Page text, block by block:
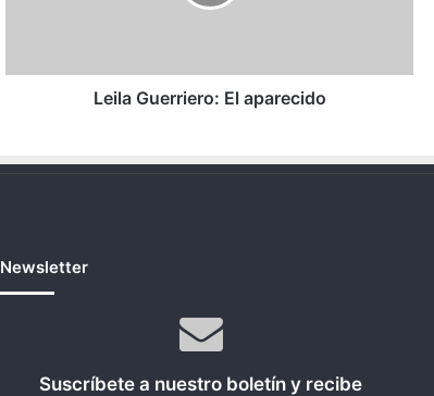
Leila Guerriero: El aparecido
Newsletter
Suscríbete a nuestro boletín y recibe